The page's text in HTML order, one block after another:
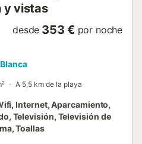
y vistas
desde 353 € por noche
A 5,5 km de la playa
Internet, Aparcamiento,
Televisión, Televisión de
Toallas